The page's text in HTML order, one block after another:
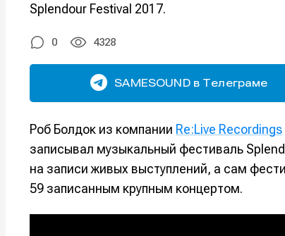
Splendour Festival 2017.
0 4328
SAMESOUND в Телеграме
Роб Болдок из компании Re:Live Recordings
записывал музыкальный фестиваль
на записи живых выступлений, а сам
59 записанным крупным концертом.